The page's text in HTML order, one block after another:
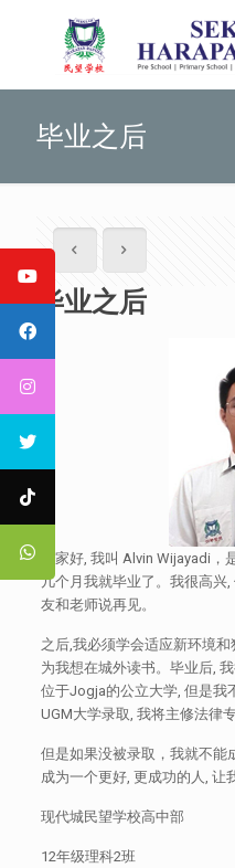
毕业之后
毕业之后
大家好, 我叫 Alvin Wijayadi
几个月我就毕业了。我很高兴
友和老师说再见。
之后,我必须学会适应新环境
为我想在城外读书。毕业后,
位于Jogja的公立大学, 但是我
UGM大学录取, 我将主修法律
但是如果没被录取，我就不能
成为一个更好, 更成功的人, 让
现代城民望学校高中部
12年级理科2班